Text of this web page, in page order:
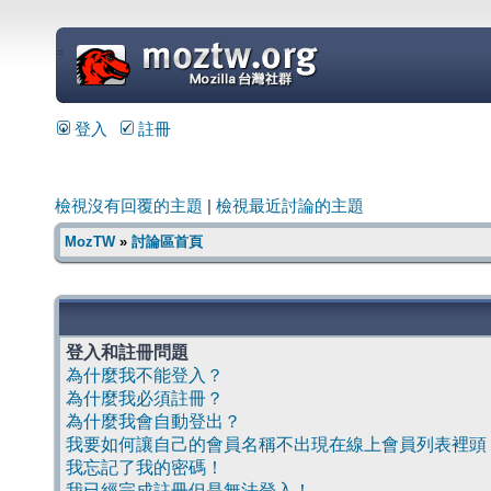
=
登入 註冊
檢視沒有回覆的主題 檢視最近討論的主題
MozTW» 討論區首頁
登入和註冊問題
為什麼我不能登入？
為什麼我必須註冊？
為什麼我會自動登出？
我要如何讓自己的會員名稱不出現在線上會員列表裡頭
我忘記了我的密碼！